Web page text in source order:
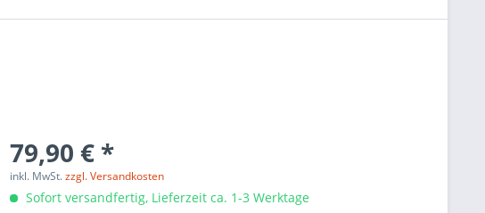
79,90 € *
inkl. MwSt.zzgl. Versandkosten
Sofort versandfertig, Lieferzeit ca. 1-3 Werktage